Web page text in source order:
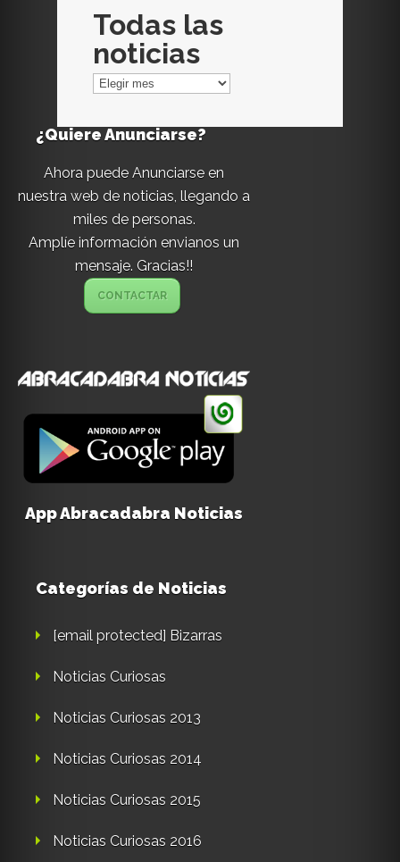
Todas las
noticias
¿Quiere Anunciarse?
Ahora puede Anunciarse en
nuestra web de noticias, llegando a
miles de personas.
Amplíe información envianos un
mensaje. Gracias!!
CONTACTAR
App Abracadabra Noticias
Categorías de Noticias
[email protected] Bizarras
Noticias Curiosas
Noticias Curiosas 2013
Noticias Curiosas 2014
Noticias Curiosas 2015
Noticias Curiosas 2016